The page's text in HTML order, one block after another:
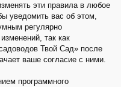
эти правила в любое
уведомить вас об этом,
регулярно
так как
Твой Сад» после
ваше согласие с ними.
программного